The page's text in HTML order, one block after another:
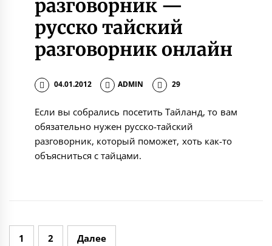
разговорник —
русско тайский
разговорник онлайн
04.01.2012 ADMIN 29
Если вы собрались посетить Тайланд, то вам
обязательно нужен русско-тайский
разговорник, который поможет, хоть как-то
объясниться с тайцами.
Навигация
1 2 Далее